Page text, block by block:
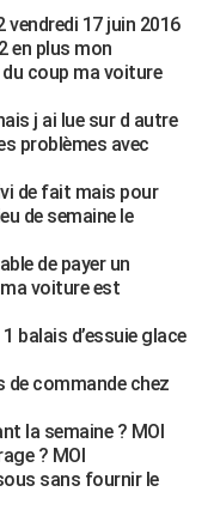
vendredi 17 juin 2016
en plus mon
coup ma voiture
j ai lue sur d autre
problèmes avec
de fait mais pour
de semaine le
de payer un
voiture est
balais d’essuie glace
commande chez
la semaine ? MOI
? MOI
sans fournir le